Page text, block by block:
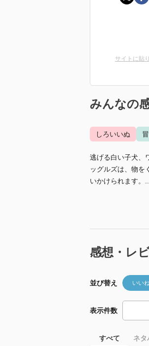
サイトに貼
みんなの
しろいいぬ
逃げる白い子犬、
ッグルズは、物を
いかけられます。...
感想・レ
並び替え いい
表示件数
すべて ネタ